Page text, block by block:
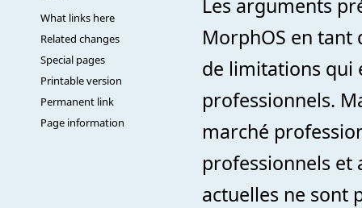
What links here
Related changes
Special pages
Printable version
Permanent link
Page information
Les arguments
MorphOS en
de limitations qui
professionnels.
marché
professionnels et
actuelles ne sont